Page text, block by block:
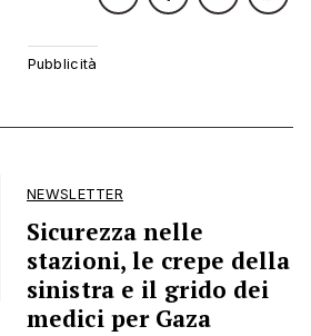
NEWSLETTER
Sicurezza nelle
stazioni, le crepe della
sinistra e il grido dei
medici per Gaza